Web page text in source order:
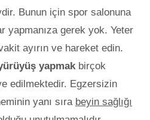
Bunun için spor salonuna
yapmanıza gerek yok. Yeter
ayırın ve hareket edin.
yapmakbirçok
edilmektedir. Egzersizin
yanı sıra beyin sağlığı